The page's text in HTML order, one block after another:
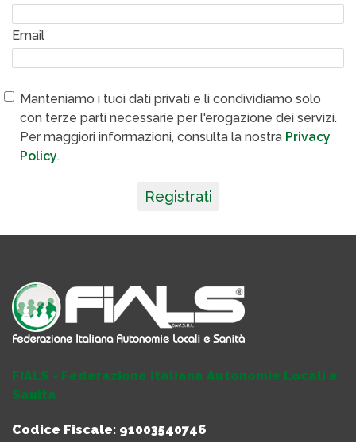
Email
Manteniamo i tuoi dati privati e li condividiamo solo
con terze parti necessarie per l'erogazione dei servizi.
Per maggiori informazioni, consulta la nostra Privacy
Policy.
Registrati
FIALS - Federazione Italiana Autonomie Locali e
Sanità
Codice Fiscale: 91003540746